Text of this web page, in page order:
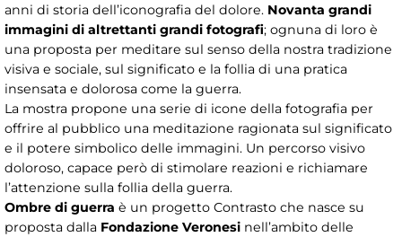
anni di storia dell’iconografia del dolore. Novanta grandi
immagini di altrettanti grandi fotografi; ognuna di loro è
una proposta per meditare sul senso della nostra tradizione
visiva e sociale, sul significato e la follia di una pratica
insensata e dolorosa come la guerra.
La mostra propone una serie di icone della fotografia per
offrire al pubblico una meditazione ragionata sul significato
e il potere simbolico delle immagini. Un percorso visivo
doloroso, capace però di stimolare reazioni e richiamare
l’attenzione sulla follia della guerra.
Ombre di guerra è un progetto Contrasto che nasce su
proposta dalla Fondazione Veronesi nell’ambito delle